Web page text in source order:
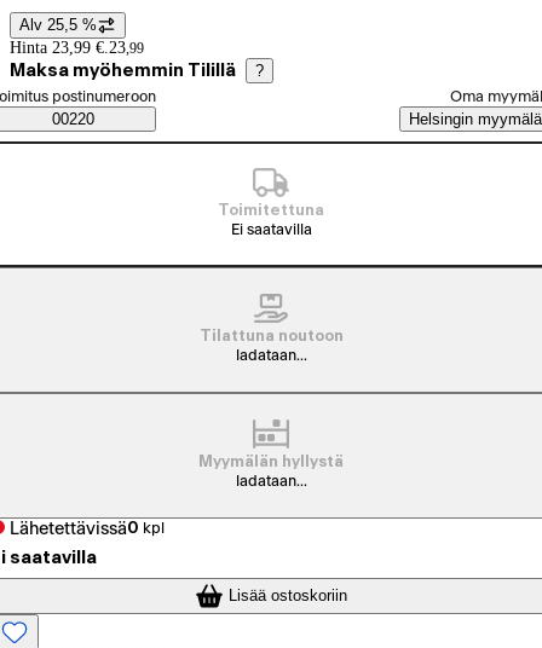
Hintatiedot
Alv 25,5 %
Hinta 23,99 €. 23,99
Maksa myöhemmin Tilillä ?
Saatavuustiedot
tilaustapa
postinumeroon
00220
Oma
Helsingin myymälä
Toimitettuna
Ei saatavilla
Tilattuna noutoon
ladataan...
Myymälän hyllystä
ladataan...
Lähetettävissä0 kpl
saatavilla
Lisää ostoskoriin